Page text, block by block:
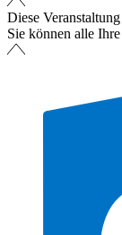
Diese
Sie können alle